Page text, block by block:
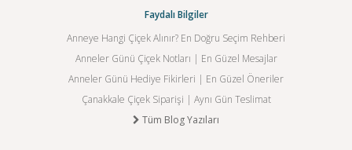
Faydalı Bilgiler
Anneye Hangi Çiçek Alınır? En Doğru Seçim Rehberi
Anneler Günü Çiçek Notları | En Güzel Mesajlar
Anneler Günü Hediye Fikirleri | En Güzel Öneriler
Çanakkale Çiçek Siparişi | Aynı Gün Teslimat
Tüm Blog Yazıları